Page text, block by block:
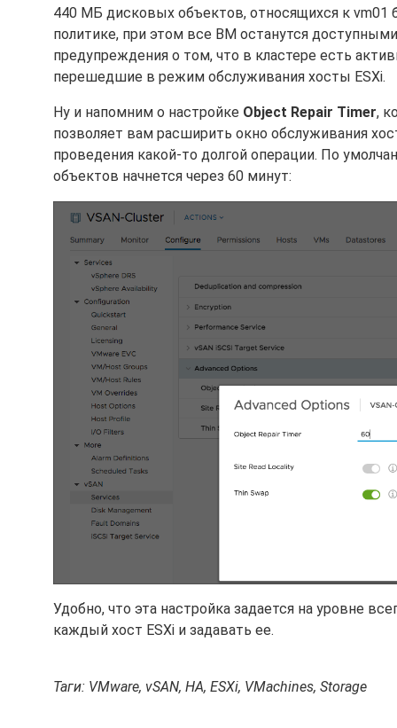
440 МБ дисковых объектов, относящихся к vm01
политике, при этом все ВМ останутся
предупреждения о том, что в кластере есть
перешедшие в режим обслуживания хосты ESXi.
Ну и напомним о настройке Object Repair Timer,
позволяет вам расширить окно обслуживания
проведения какой-то долгой операции. По
объектов начнется через 60 минут:
Удобно, что эта настройка задается на уровне
каждый хост ESXi и задавать ее.
Таги: VMware, vSAN, HA, ESXi, VMachines, Storage